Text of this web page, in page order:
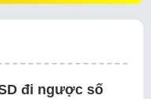
đi ngược số